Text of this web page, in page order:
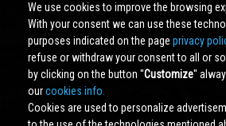
We use cookies to improve the browsing
With your consent we can use these
purposes indicated on the page privacy
refuse or withdraw your consent to all or
by clicking on the button ''Customize''
ourcookies info.
Cookies are used to personalize